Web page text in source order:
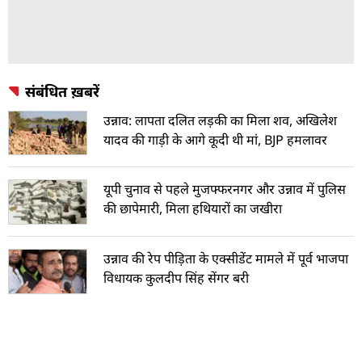
संबंधित ख़बरें
उन्नाव: लापता दलित लड़की का मिला शव, अखिलेश
यादव की गाड़ी के आगे कूदी थी मां, BJP हमलावर
यूपी चुनाव से पहले मुजफ्फरनगर और उन्नाव में पुलिस
की छापेमारी, मिला हथियारों का जखीरा
उन्नाव की रेप पीड़िता के एक्सीडेंट मामले में पूर्व भाजपा
विधायक कुलदीप सिंह सेंगर बरी